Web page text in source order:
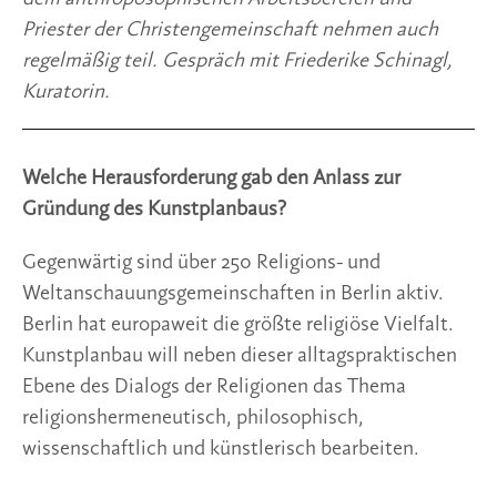
Priester der Christengemeinschaft nehmen auch
regelmäßig teil. Gespräch mit Friederike Schinagl,
Kuratorin.
Welche Herausforderung gab den Anlass zur
Gründung des Kunstplanbaus?
Gegenwärtig sind über 250 Religions- und
Weltanschauungsgemeinschaften in Berlin aktiv.
Berlin hat europaweit die größte religiöse Vielfalt.
Kunstplanbau will neben dieser alltagspraktischen
Ebene des Dialogs der Religionen das Thema
religionshermeneutisch, philosophisch,
wissenschaftlich und künstlerisch bearbeiten.